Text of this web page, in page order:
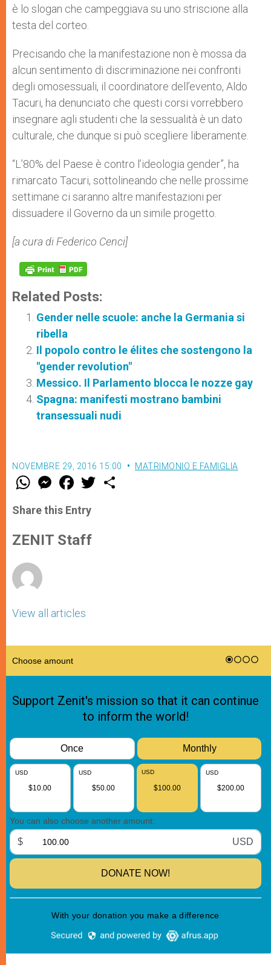
è lo slogan che campeggiava su uno striscione alla
testa del corteo.
Precisando che la manifestazione non è mossa da
alcun sentimento di discriminazione nei confronti
degli omosessuali, il coordinatore dell’evento, Aldo
Tacuri, ha denunciato che questi corsi vorrebbero
insegnare agli studenti che la sessualità è un dato
culturale, che dunque si può scegliere liberamente.
“L’80% del Paese è contro l’ideologia gender”, ha
rimarcato Tacuri, sottolineando che nelle prossime
settimane ci saranno altre manifestazioni per
dissuadere il Governo da un simile progetto.
[a cura di Federico Cenci]
Related Posts:
Gender nelle scuole: anche la Germania si
ribella
Il popolo contro le élites che sostengono la
"gender revolution"
Messico. Il Parlamento blocca le nozze gay
Spagna: manifesti mostrano bambini
transessuali nudi
NOVEMBRE 29, 2016 15:00 MATRIMONIO E FAMIGLIA
W
t
s
p
p
M
e
s
e
g
e
F
a
e
b
o
k
w
Share this Entry
ZENIT Staff
View all articles